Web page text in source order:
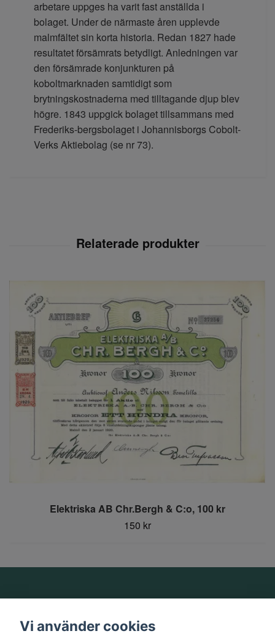
arbetare uppges ha varit fast anställda i
bolaget. Under de närmaste åren upplevde
malmfältet sin korta historia. Redan 1827 hade
resultatet försämrats betydligt. Anledningen var
den försämrade konjunkturen på
koboltmarknaden samtidigt som
brytningskostnaderna med tilltagande djup blev
högre. 1843 uppgick bolaget tillsammans med
Frederiks-bergsbolaget i Johannisborgs Cobolt-
Verks Aktiebolag (se nr 73).
Elektriska AB Chr.Bergh & C:o, 100 kr
150 kr
Vi använder cookies